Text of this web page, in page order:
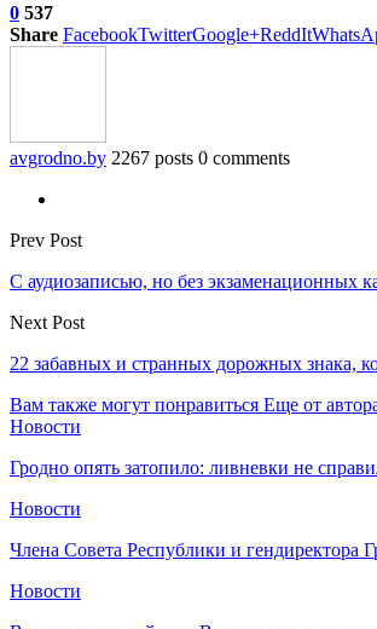
0 537
Share FacebookTwitterGoogle+ReddIt
avgrodno.by 2267 posts 0 comments
Prev Post
С аудиозаписью, но без экзаменационных
Next Post
22 забавных и странных дорожных знака,
Вам также могут понравиться Еще от
Новости
Гродно опять затопило: ливневки не
Новости
Члена Совета Республики и гендиректора
Новости